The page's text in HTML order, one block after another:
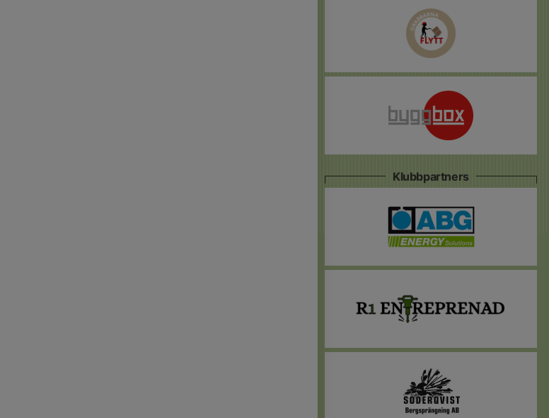
Klubbpartners